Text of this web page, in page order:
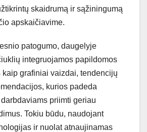
skaidrumą ir sąžiningumą
apskaičiavime.
patogumo, daugelyje
integruojamos papildomos
kaip grafiniai vaizdai, tendencijų
kurios padeda
priimti geriau
Tokiu būdu, naudojant
ir nuolat atnaujinamas